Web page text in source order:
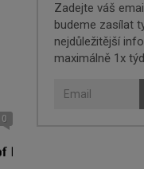
0
Zadejte váš
budeme zasílat
nejdůležitější
maximálně 1x